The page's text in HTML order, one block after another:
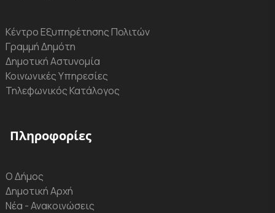
Κέντρο Εξυπηρέτησης Πολιτών
Γραμμή Δημότη
Δημοτική Αστυνομία
Κοινωνικές Υπηρεσίες
Τηλεφωνικός Κατάλογος
Πληροφορίες
Ο Δήμος
Δημοτική Αρχή
Νέα - Ανακοινώσεις